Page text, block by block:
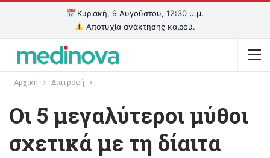
Κυριακή, 9 Αυγούστου, 12:30 μ.μ.
Αποτυχία ανάκτησης καιρού.
Αρχική Διατροφή
Οι 5 μεγαλύτεροι μύθοι
σχετικά με τη δίαιτα